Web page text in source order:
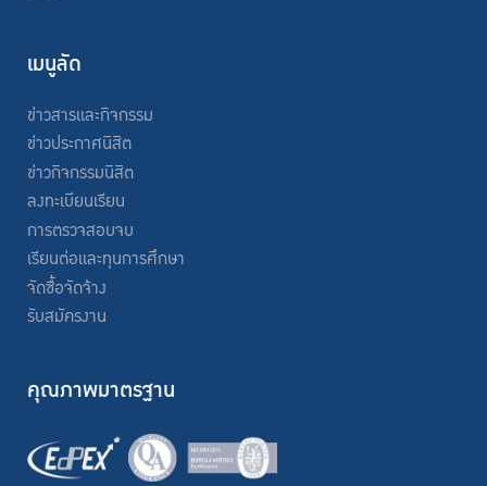
เมนูลัด
ข่าวสารและกิจกรรม
ข่าวประกาศนิสิต
ข่าวกิจกรรมนิสิต
ลงทะเบียนเรียน
การตรวจสอบจบ
เรียนต่อและทุนการศึกษา
จัดซื้อจัดจ้าง
รับสมัครงาน
คุณภาพมาตรฐาน